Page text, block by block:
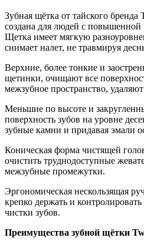
Зубная щётка от тайского
создана для людей с повышенной
Щетка имеет мягкую
снимает налет, не травмируя
Верхние, более тонкие и
щетинки, очищают все
межзубное пространство,
Меньшие по высоте и
поверхность зубов на уровне
зубные камни и придавая эмали
Коническая форма чистящей
очистить труднодоступные
межзубные промежутки.
Эргономическая нескользящая
крепко держать и
чистки зубов.
Преимущества зубной щётки